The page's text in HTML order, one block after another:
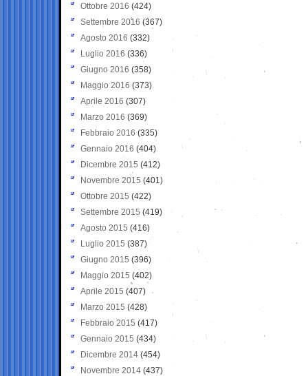
Ottobre 2016 (424)
Settembre 2016 (367)
Agosto 2016 (332)
Luglio 2016 (336)
Giugno 2016 (358)
Maggio 2016 (373)
Aprile 2016 (307)
Marzo 2016 (369)
Febbraio 2016 (335)
Gennaio 2016 (404)
Dicembre 2015 (412)
Novembre 2015 (401)
Ottobre 2015 (422)
Settembre 2015 (419)
Agosto 2015 (416)
Luglio 2015 (387)
Giugno 2015 (396)
Maggio 2015 (402)
Aprile 2015 (407)
Marzo 2015 (428)
Febbraio 2015 (417)
Gennaio 2015 (434)
Dicembre 2014 (454)
Novembre 2014 (437)